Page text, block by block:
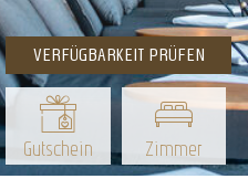
VERFÜGBARKEIT PRÜFEN
Gutschein Zimmer